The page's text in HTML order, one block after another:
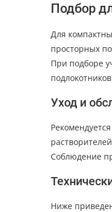
Подбор
Для
просторных
При подборе
Уход и
Соблюдение
Ниже